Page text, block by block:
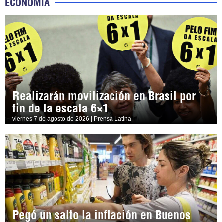
ECONOMÍA
Realizarán movilización en Brasil por
fin de la escala 6×1
viernes 7 de agosto de 2026 | Prensa Latina
Pegó un salto la inflación en Buenos